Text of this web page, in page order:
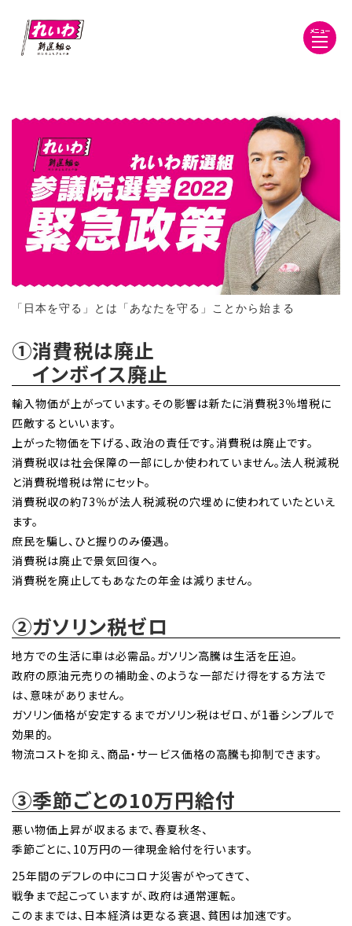
メニュー
「日本を守る」とは「あなたを守る」ことから始まる
①消費税は廃止
インボイス廃止
輸入物価が上がっています。その影響は新たに消費税3％増税に
匹敵するといいます。
上がった物価を下げる、政治の責任です。消費税は廃止です。
消費税収は社会保障の一部にしか使われていません。法人税減税
と消費税増税は常にセット。
消費税収の約73％が法人税減税の穴埋めに使われていたといえ
ます。
庶民を騙し、ひと握りのみ優遇。
消費税は廃止で景気回復へ。
消費税を廃止してもあなたの年金は減りません。
②ガソリン税ゼロ
地方での生活に車は必需品。ガソリン高騰は生活を圧迫。
政府の原油元売りの補助金、のような一部だけ得をする方法で
は、意味がありません。
ガソリン価格が安定するまでガソリン税はゼロ、が1番シンプルで
効果的。
物流コストを抑え、商品・サービス価格の高騰も抑制できます。
③季節ごとの10万円給付
悪い物価上昇が収まるまで、春夏秋冬、
季節ごとに、10万円の一律現金給付を行います。
25年間のデフレの中にコロナ災害がやってきて、
戦争まで起こっていますが、政府は通常運転。
このままでは、日本経済は更なる衰退、貧困は加速です。